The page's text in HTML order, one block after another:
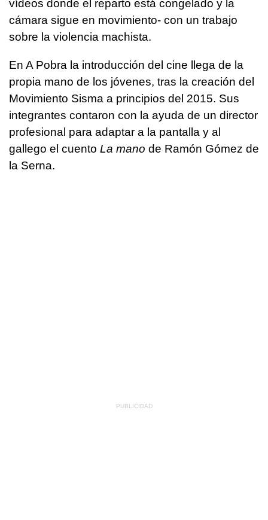
vídeos donde el reparto está congelado y la
cámara sigue en movimiento- con un trabajo
sobre la violencia machista.
En A Pobra la introducción del cine llega de la
propia mano de los jóvenes, tras la creación del
Movimiento Sisma a principios del 2015. Sus
integrantes contaron con la ayuda de un director
profesional para adaptar a la pantalla y al
gallego el cuento La mano de Ramón Gómez de
la Serna.